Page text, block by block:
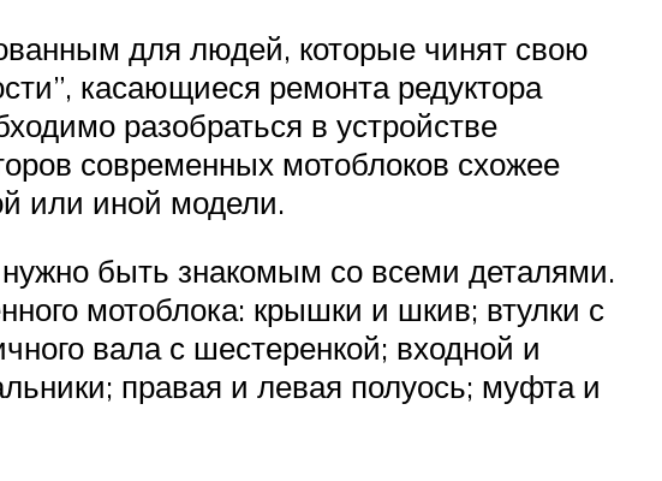
для людей, которые чинят свою
касающиеся ремонта редуктора
разобраться в устройстве
современных мотоблоков схожее
или иной модели.
нужно быть знакомым со всеми деталями.
мотоблока: крышки и шкив; втулки с
вала с шестеренкой; входной и
правая и левая полуось; муфта и